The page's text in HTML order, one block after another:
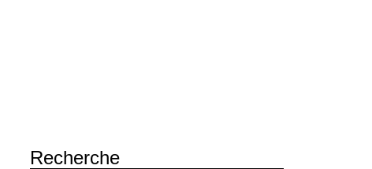
Recherche